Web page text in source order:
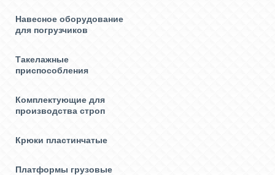
Навесное оборудование
для погрузчиков
Такелажные
приспособления
Комплектующие для
производства строп
Крюки пластинчатые
Платформы грузовые